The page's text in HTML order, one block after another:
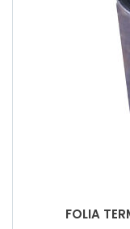
FOLIA